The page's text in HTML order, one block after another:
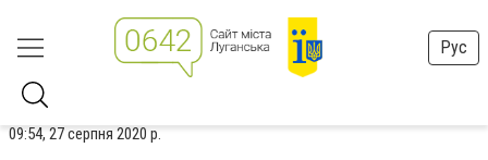
Рус
09:54, 27 серпня 2020 р.